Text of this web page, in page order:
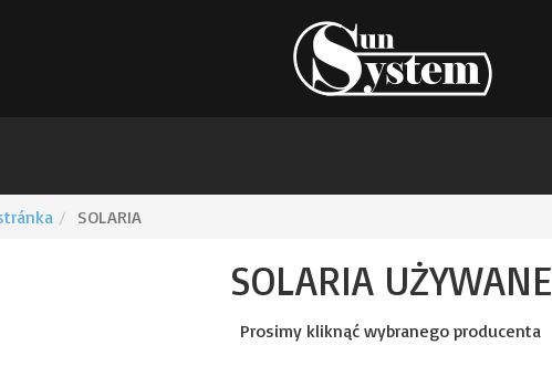
SOLARIA
SOLARIA UŻYWANE
Prosimy kliknąć wybranego producenta